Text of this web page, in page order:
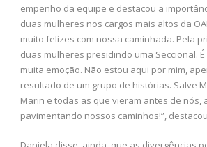
empenho da equipe e destacou a
duas mulheres nos cargos mais altos da
muito felizes com nossa caminhada. Pela
duas mulheres presidindo uma Seccional.
muita emoção. Não estou aqui por mim,
resultado de um grupo de histórias. Salve
Marin e todas as que vieram antes de nós,
pavimentando nossos caminhos!”,